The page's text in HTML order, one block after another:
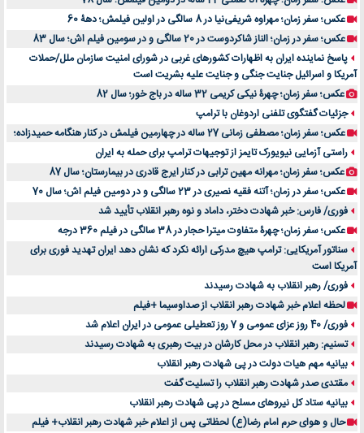
عکس؛ سفر زمان؛ مهراوه شریفی‌نیا در 8 سالگی در اولین فیلمش؛ دهۀ 60
عکس؛ سفر در زمان؛ الناز شاکردوست در 20 سالگی و در سومین فیلم اش؛ سال 83
پاسخ نماینده ایران به اظهارات کشورهای غربی در شورای امنیت سازمان ملل/حملات
آمریکا و اسرائیل جنایت جنگی و جنایت علیه بشریت است
عکس؛ سفر زمان؛ چهرۀ نیکی کریمی 32 ساله در باج خور؛ سال 82
جزئیات گفتگوی تلفنی اردوغان با ترامپ
عکس؛ سفر زمان؛ مصطفی زمانی 27 ساله در چهارمین فیلمش در کنار هنگامه حمیدزاده؛
راستی آزمایی نیویورک تایمز از توجیهات ترامپ برای حمله به ایران
عکس؛ سفر زمان؛ مهرانه مهین ترابی در کنار ایرج قادری در بیمارستان؛ سال 87
عکس؛ سفر در زمان؛ آتنه فقیه نصیری در 23 سالگی و در دومین فیلم اش؛ سال 70
فوری/ فارس: خبر شهادت دختر، داماد و نوه رهبر انقلاب تأیید شد
عکس؛ سفر زمان؛ چهرۀ متفاوت میترا حجار در 38 سالگی در فیلم 360 درجه
سناتور آمریکایی: ترامپ هیچ مدرکی ارائه نکرد که نشان دهد ایران تهدید فوری برای
آمریکا است
فوری/ رهبر انقلاب به شهادت رسیدند
لحظه اعلام خبر شهادت رهبر انقلاب از صداوسیما +فیلم
فوری/ 40 روز عزای عمومی و 7 روز تعطیلی عمومی در ایران اعلام شد
تسنیم: رهبر انقلاب در محل کارشان در بیت رهبری به شهادت رسیدند
بیانیه مهم هیات دولت در پی شهادت رهبر انقلاب
مقتدی صدر شهادت رهبر انقلاب را تسلیت گفت
بیانیه ستاد کل نیروهای مسلح در پی شهادت رهبر انقلاب
حال و هوای حرم امام رضا(ع) لحظاتی پس از اعلام خبر شهادت رهبر انقلاب+ فیلم